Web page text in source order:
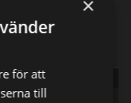
×
för att
till